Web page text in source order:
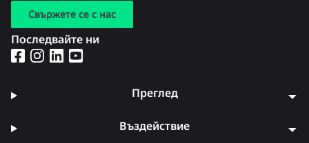
Свържете се с нас
Последвайте ни
Преглед
Въздействие